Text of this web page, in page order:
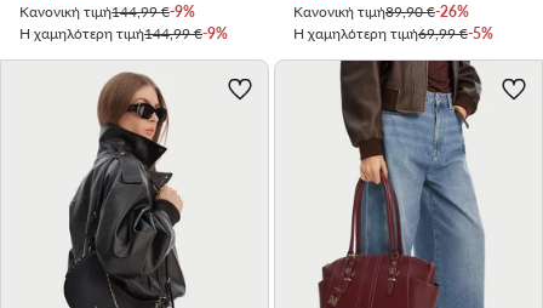
Κανονική τιμή144,99 €-9%
Η χαμηλότερη τιμή144,99 €-9%
Κανονική τιμή89,90 €-26%
Η χαμηλότερη τιμή69,99 €-5%